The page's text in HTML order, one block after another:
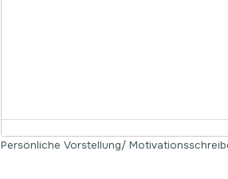
Persönliche Vorstellung/